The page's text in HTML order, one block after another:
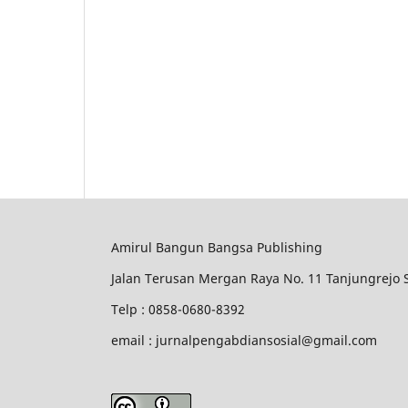
Amirul Bangun Bangsa Publishing
Jalan Terusan Mergan Raya No. 11 Tanjungrejo
Telp : 0858-0680-8392
email : jurnalpengabdiansosial@gmail.com